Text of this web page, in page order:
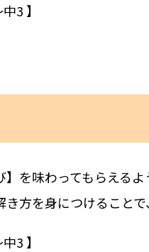
3 】
】を味わってもらえるよ
方を身につけることで、
3 】